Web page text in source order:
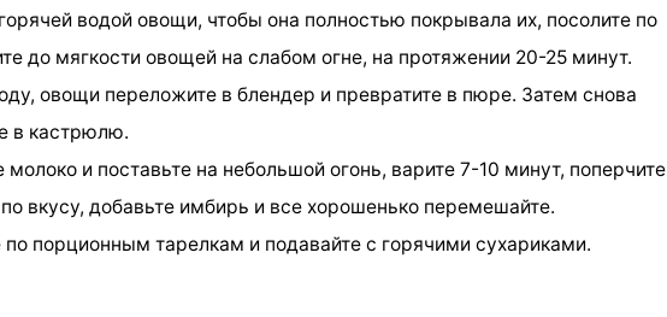
водой овощи, чтобы она полностью покрывала их, посолите по
до мягкости овощей на слабом огне, на протяжении 20-25 минут.
овощи переложите в блендер и превратите в пюре. Затем снова
в кастрюлю.
молоко и поставьте на небольшой огонь, варите 7-10 минут, поперчите
по вкусу, добавьте имбирь и все хорошенько перемешайте.
по порционным тарелкам и подавайте с горячими сухариками.